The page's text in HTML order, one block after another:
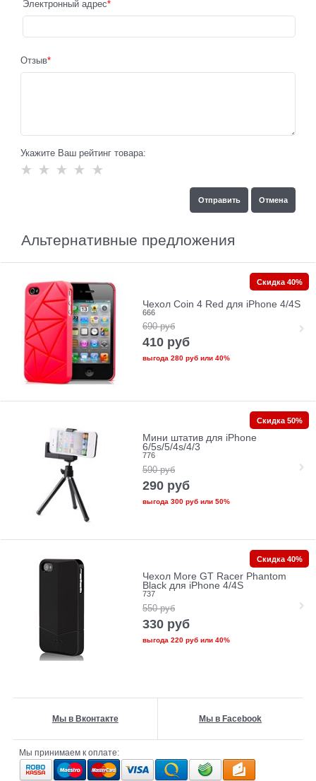
Электронный адрес
Отзыв
Укажите Ваш рейтинг товара:
Альтернативные предложения
Чехол Coin 4 Red для iPhone 4/4S
666
690 руб
410 руб
выгода 280 рубили 40%
Скидка 40%
Мини штатив для iPhone
6/5s/5/4s/4/3
776
590 руб
290 руб
выгода 300 рубили 50%
Скидка 50%
Чехол More GT Racer Phantom
Black для iPhone 4/4S
737
550 руб
330 руб
выгода 220 рубили 40%
Скидка 40%
Мы в Вконтакте Мы в Facebook
Мы принимаем к оплате: